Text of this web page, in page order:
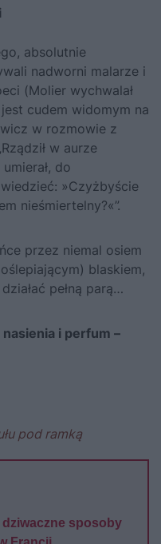
absolutnie
nadworni malarze i
(Molier wychwalał
cudem widomym na
w rozmowie z
w aurze
do
»Czyżbyście
nieśmiertelny?«”.
przez niemal osiem
blaskiem,
pełną parą…
i perfum –
pod ramką
sposoby